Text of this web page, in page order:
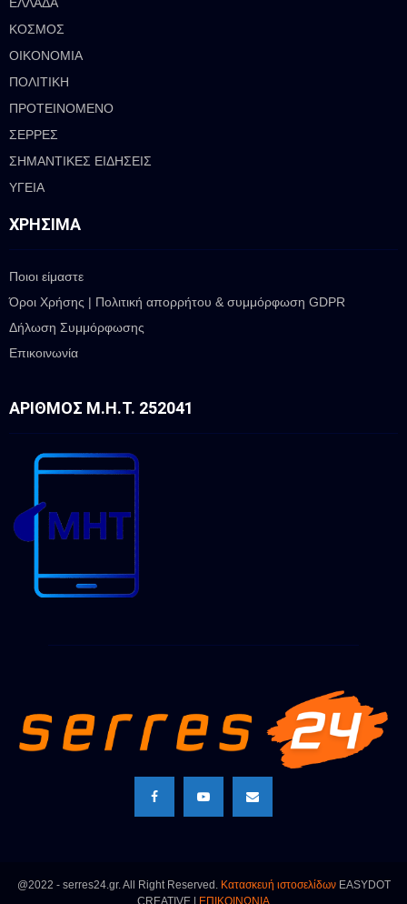
ΚΟΣΜΟΣ
ΟΙΚΟΝΟΜΙΑ
ΠΟΛΙΤΙΚΗ
ΠΡΟΤΕΙΝΟΜΕΝΟ
ΣΕΡΡΕΣ
ΣΗΜΑΝΤΙΚΕΣ ΕΙΔΗΣΕΙΣ
ΥΓΕΙΑ
ΧΡΉΣΙΜΑ
Ποιοι είμαστε
Όροι Χρήσης | Πολιτική απορρήτου & συμμόρφωση GDPR
Δήλωση Συμμόρφωσης
Επικοινωνία
ΑΡΙΘΜΌΣ Μ.Η.Τ. 252041
@2022 - serres24.gr. All Right Reserved. Κατασκευή ιστοσελίδωνEASYDOT